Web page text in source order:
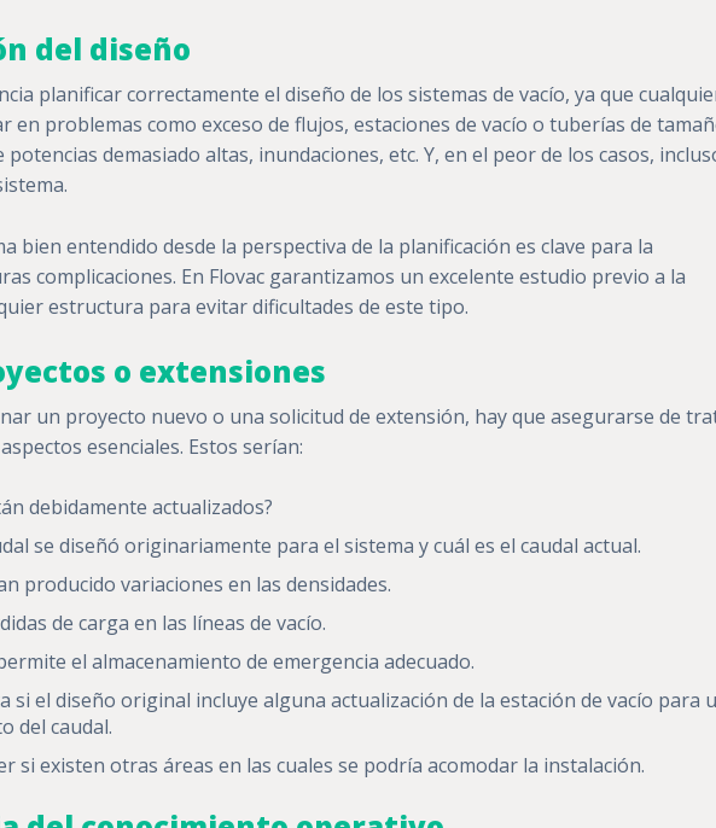
del diseño
planificar correctamente el diseño de los sistemas de vacío, ya que
en problemas como exceso de flujos, estaciones de vacío o tuberías de
demasiado altas, inundaciones, etc. Y, en el peor de los casos,
bien entendido desde la perspectiva de la planificación es clave para la
complicaciones. En Flovac garantizamos un excelente estudio previo a la
estructura para evitar dificultades de este tipo.
o extensiones
un proyecto nuevo o una solicitud de extensión, hay que asegurarse de
esenciales. Estos serían:
debidamente actualizados?
se diseñó originariamente para el sistema y cuál es el caudal actual.
producido variaciones en las densidades.
de carga en las líneas de vacío.
el almacenamiento de emergencia adecuado.
si el diseño original incluye alguna actualización de la estación de vacío para
del caudal.
si existen otras áreas en las cuales se podría acomodar la instalación.